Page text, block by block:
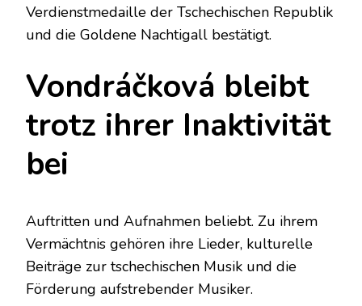
Verdienstmedaille der Tschechischen Republik
und die Goldene Nachtigall bestätigt.
Vondráčková bleibt
trotz ihrer Inaktivität
bei
Auftritten und Aufnahmen beliebt. Zu ihrem
Vermächtnis gehören ihre Lieder, kulturelle
Beiträge zur tschechischen Musik und die
Förderung aufstrebender Musiker.